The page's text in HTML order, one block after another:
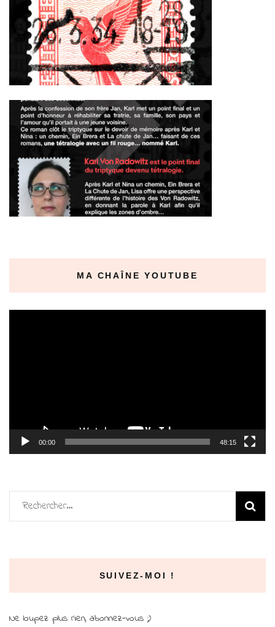
MA CHAÎNE YOUTUBE
00:00 48:15
Rechercher :
SUIVEZ-MOI !
Ne loupez plus rien, abonnez-vous ;)